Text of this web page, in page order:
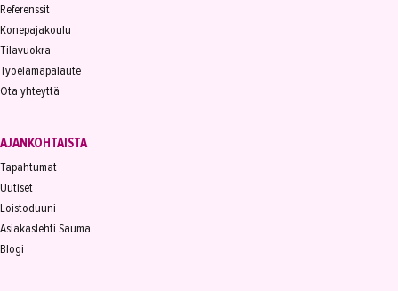
Referenssit
Konepajakoulu
Tilavuokra
Työelämäpalaute
Ota yhteyttä
AJANKOHTAISTA
Tapahtumat
Uutiset
Loistoduuni
Asiakaslehti Sauma
Blogi